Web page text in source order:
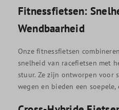
Fitnessfietsen:
Wendbaarheid
Onze fitnessfietsen
snelheid van racefietsen met
stuur. Ze zijn ontworpen voor
wegen en bieden een